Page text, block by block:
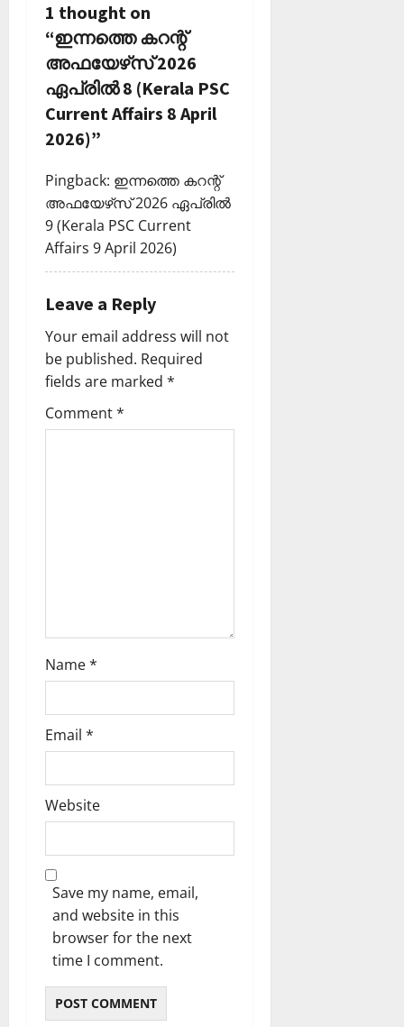
g
a
t
i
o
n
1 thought on
“ഇന്നത്തെ കറന്റ്
അഫയേഴ്‌സ് 2026
ഏപ്രില്‍ 8 (Kerala PSC
Current Affairs 8 April
2026)”
Pingback: ഇന്നത്തെ കറന്റ്
അഫയേഴ്‌സ് 2026 ഏപ്രില്‍
9 (Kerala PSC Current
Affairs 9 April 2026)
Leave a Reply
Your email address will not
be published. Required
fields are marked *
Comment*
Name*
Email *
Website
Save my name, email,
and website in this
browser for the next
time I comment.